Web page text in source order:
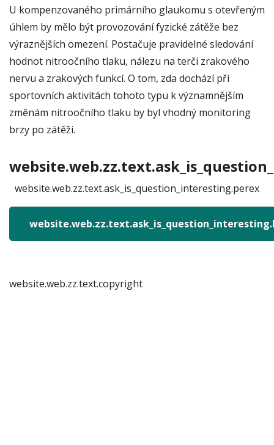
U kompenzovaného primárního glaukomu s otevřeným
úhlem by mělo být provozování fyzické zátěže bez
výraznějších omezení. Postačuje pravidelné sledování
hodnot nitroočního tlaku, nálezu na terči zrakového
nervu a zrakových funkcí. O tom, zda dochází při
sportovních aktivitách tohoto typu k významnějším
změnám nitroočního tlaku by byl vhodný monitoring
brzy po zátěži.
website.web.zz.text.ask_is_question_interesting.perex
website.web.zz.text.copyright